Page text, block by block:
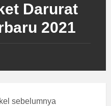
Darurat
2021
sebelumnya